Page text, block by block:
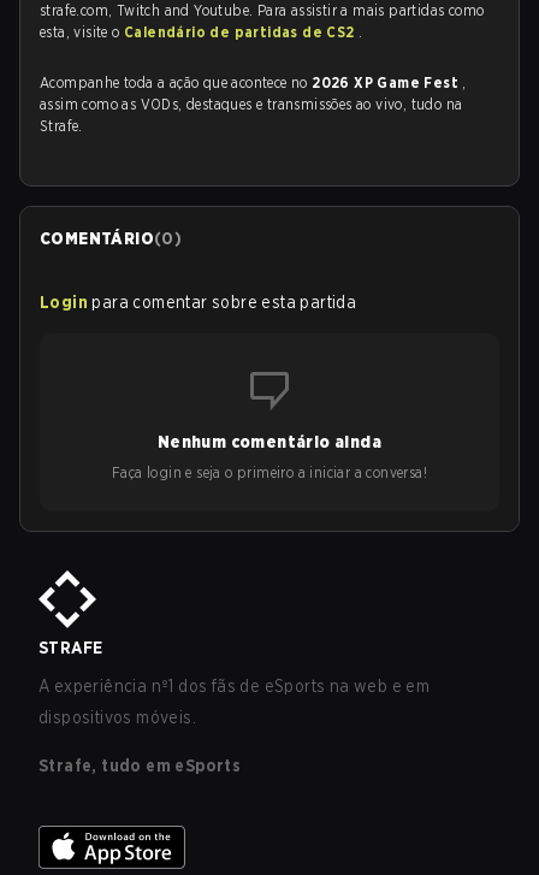
strafe.com, Twitch and Youtube. Para assistir a mais partidas como
esta, visite o Calendário de partidas de CS2 .
Acompanhe toda a ação que acontece no 2026 XP Game Fest ,
assim como as VODs, destaques e transmissões ao vivo, tudo na
Strafe.
COMENTÁRIO(0)
Login para comentar sobre esta partida
Nenhum comentário ainda
Faça login e seja o primeiro a iniciar a conversa!
STRAFE
A experiência nº1 dos fãs de eSports na web e em
dispositivos móveis.
Strafe, tudo em eSports